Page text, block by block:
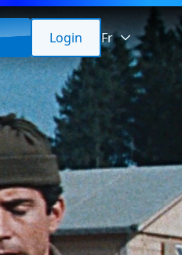
Login Fr